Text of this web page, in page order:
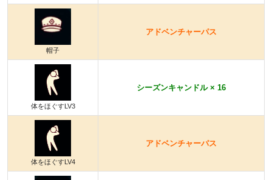
帽子
アドベンチャーパス
体をほぐすLV3
シーズンキャンドル × 16
体をほぐすLV4
アドベンチャーパス